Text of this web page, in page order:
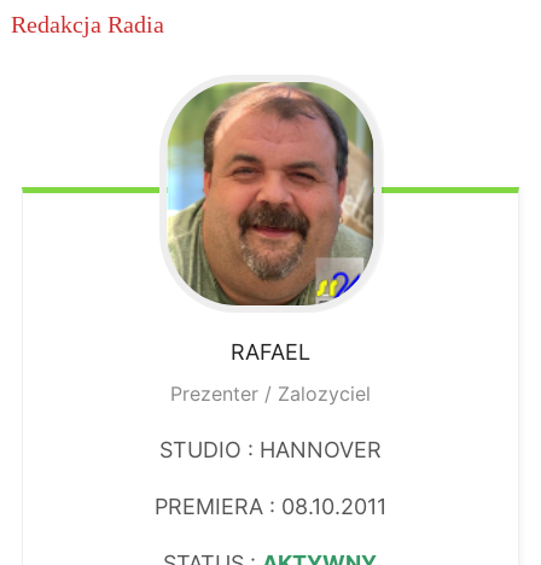
Redakcja Radia
RAFAEL
Prezenter / Zalozyciel
STUDIO : HANNOVER
PREMIERA : 08.10.2011